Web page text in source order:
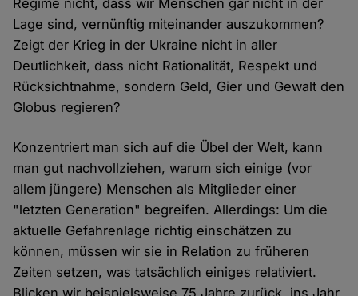
Regime nicht, dass wir Menschen gar nicht in der
Lage sind, vernünftig miteinander auszukommen?
Zeigt der Krieg in der Ukraine nicht in aller
Deutlichkeit, dass nicht Rationalität, Respekt und
Rücksichtnahme, sondern Geld, Gier und Gewalt den
Globus regieren?
Konzentriert man sich auf die Übel der Welt, kann
man gut nachvollziehen, warum sich einige (vor
allem jüngere) Menschen als Mitglieder einer
"letzten Generation" begreifen. Allerdings: Um die
aktuelle Gefahrenlage richtig einschätzen zu
können, müssen wir sie in Relation zu früheren
Zeiten setzen, was tatsächlich einiges relativiert.